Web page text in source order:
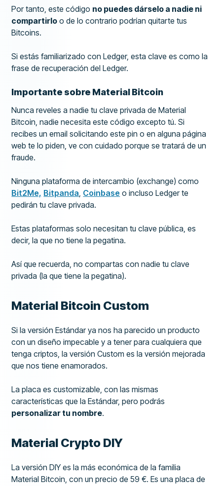
Por tanto, este código no puedes dárselo a nadie ni
compartirlo o de lo contrario podrían quitarte tus
Bitcoins.
Si estás familiarizado con Ledger, esta clave es como la
frase de recuperación del Ledger.
Importante sobre Material Bitcoin
Nunca reveles a nadie tu clave privada de Material
Bitcoin, nadie necesita este código excepto tú. Si
recibes un email solicitando este pin o en alguna página
web te lo piden, ve con cuidado porque se tratará de un
fraude.
Ninguna plataforma de intercambio (exchange) como
Bit2Me, Bitpanda, Coinbase o incluso Ledger te
pedirán tu clave privada.
Estas plataformas solo necesitan tu clave pública, es
decir, la que no tiene la pegatina.
Así que recuerda, no compartas con nadie tu clave
privada (la que tiene la pegatina).
Material Bitcoin Custom
Si la versión Estándar ya nos ha parecido un producto
con un diseño impecable y a tener para cualquiera que
tenga criptos, la versión Custom es la versión mejorada
que nos tiene enamorados.
La placa es customizable, con las mismas
características que la Estándar, pero podrás
personalizar tu nombre.
Material Crypto DIY
La versión DIY es la más económica de la familia
Material Bitcoin, con un precio de 59 €. Es una placa de